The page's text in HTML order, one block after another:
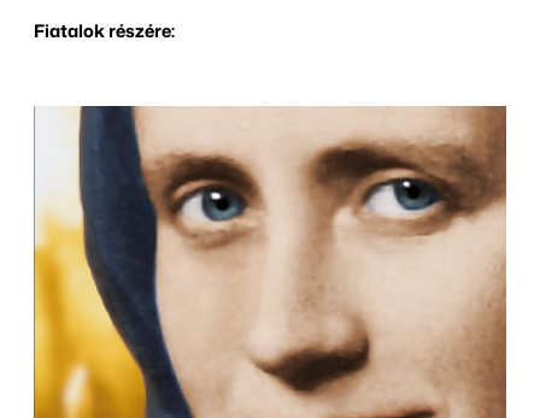
Fiatalok részére: